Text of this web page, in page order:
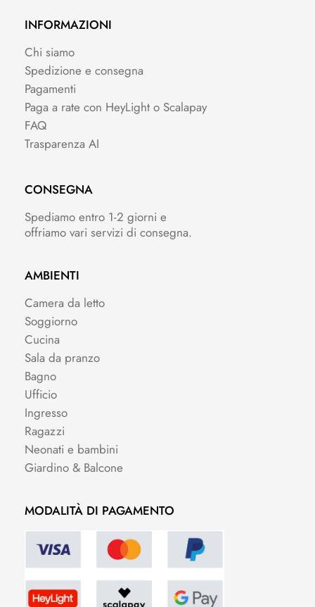
INFORMAZIONI
Chi siamo
Spedizione e consegna
Pagamenti
Paga a rate con HeyLight o Scalapay
FAQ
Trasparenza AI
CONSEGNA
Spediamo entro 1-2 giorni e
offriamo vari servizi di consegna.
AMBIENTI
Camera da letto
Soggiorno
Cucina
Sala da pranzo
Bagno
Ufficio
Ingresso
Ragazzi
Neonati e bambini
Giardino & Balcone
MODALITÀ DI PAGAMENTO